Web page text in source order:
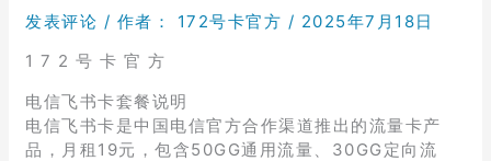
发表评论 / 作者： 172号卡官方 / 2025年7月18日
1 7 2 号 卡 官 方
电信飞书卡套餐说明
电信飞书卡是中国电信官方合作渠道推出的流量卡产
品，月租19元，包含50GG通用流量、30GG定向流